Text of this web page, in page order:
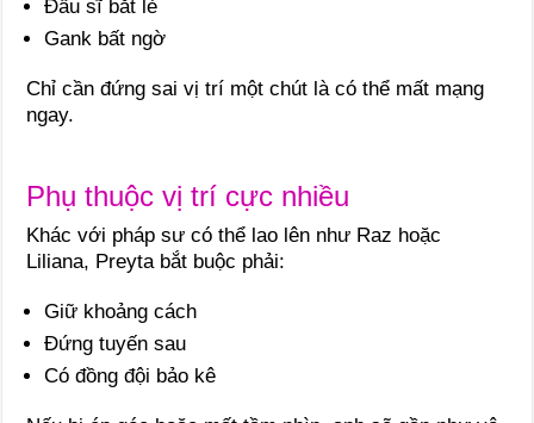
Đấu sĩ bắt lẻ
Gank bất ngờ
Chỉ cần đứng sai vị trí một chút là có thể mất mạng
ngay.
Phụ thuộc vị trí cực nhiều
Khác với pháp sư có thể lao lên như Raz hoặc
Liliana, Preyta bắt buộc phải:
Giữ khoảng cách
Đứng tuyến sau
Có đồng đội bảo kê